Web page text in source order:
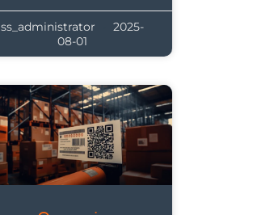
ss_administrator
2025-
08-01